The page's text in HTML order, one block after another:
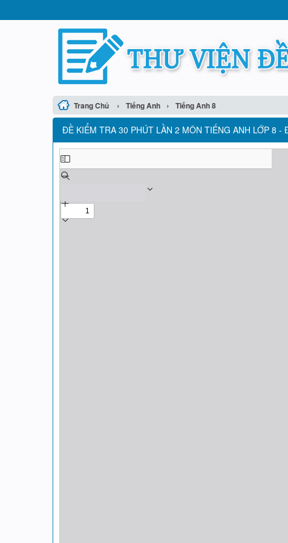
Trang Chủ › Tiếng Anh › Tiếng Anh 8
ĐỀ KIỂM TRA 30 PHÚT LẦN 2 MÔN TIẾNG ANH LỚP 8 -